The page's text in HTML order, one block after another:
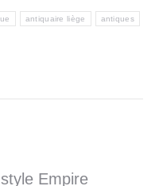
antiquaire liège antiques
Empire